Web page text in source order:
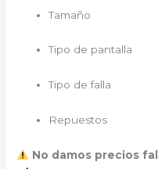
Tamaño
Tipo de pantalla
Tipo de falla
Repuestos
No damos precios